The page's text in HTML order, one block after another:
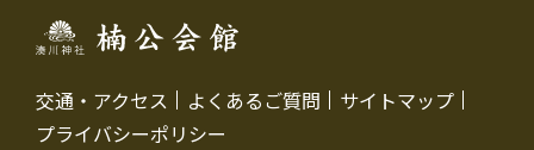
交通・アクセス よくあるご質問
サイトマップ
プライバシーポリシー